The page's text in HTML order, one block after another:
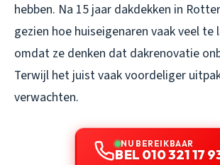
hebben. Na 15 jaar dakdekken in
gezien hoe huiseigenaren vaak veel te
omdat ze denken dat dakrenovatie
Terwijl het juist vaak voordeliger
verwachten.
NU BEREIKBAAR
BEL 010 321 17